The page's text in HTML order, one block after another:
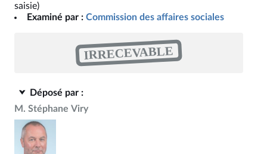
saisie)
Examiné par : Commission des affaires sociales
IRRECEVABLE
Déposé par :
M. Stéphane Viry